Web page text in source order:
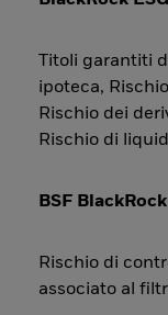
Titoli garantiti
ipoteca,
Rischio dei
Rischio di
BSF
Rischio di
associato al